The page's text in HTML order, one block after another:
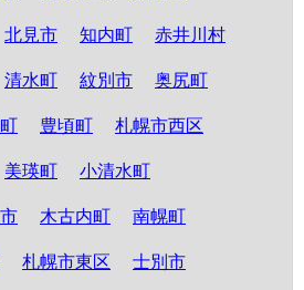
北見市 知内町 赤井川村
清水町 紋別市 奥尻町
豊頃町 札幌市西区
美瑛町 小清水町
木古内町 南幌町
札幌市東区 士別市